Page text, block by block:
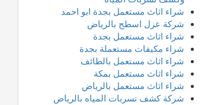
شراء اثاث مستعمل بجدة ابو احمد
شركة عزل اسطح بالرياض
شراء اثاث مستعمل بجدة
شراء مكيفات مستعملة بجدة
شراء اثاث مستعمل بالطائف
شراء اثاث مستعمل بمكة
شراء اثاث مستعمل بالرياض
شركة كشف تسربات المياه بالرياض